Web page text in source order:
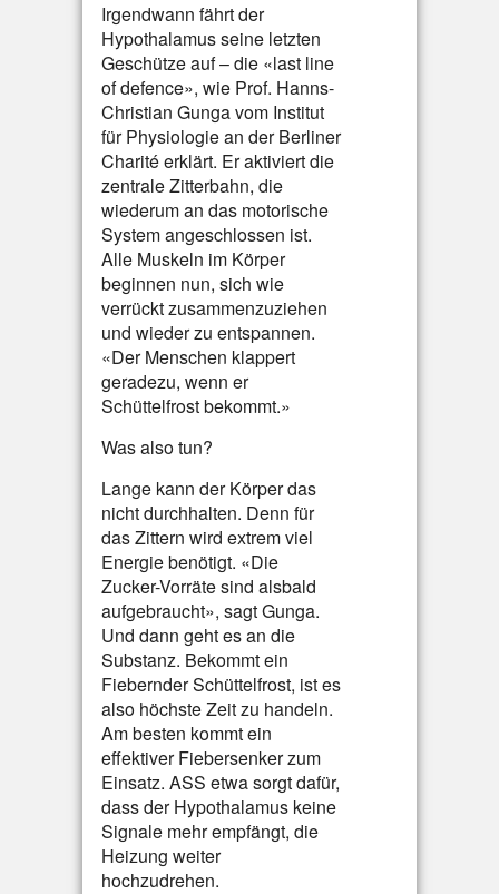
Irgendwann fährt der
Hypothalamus seine letzten
Geschütze auf – die «last line
of defence», wie Prof. Hanns-
Christian Gunga vom Institut
für Physiologie an der Berliner
Charité erklärt. Er aktiviert die
zentrale Zitterbahn, die
wiederum an das motorische
System angeschlossen ist.
Alle Muskeln im Körper
beginnen nun, sich wie
verrückt zusammenzuziehen
und wieder zu entspannen.
«Der Menschen klappert
geradezu, wenn er
Schüttelfrost bekommt.»
Was also tun?
Lange kann der Körper das
nicht durchhalten. Denn für
das Zittern wird extrem viel
Energie benötigt. «Die
Zucker-Vorräte sind alsbald
aufgebraucht», sagt Gunga.
Und dann geht es an die
Substanz. Bekommt ein
Fiebernder Schüttelfrost, ist es
also höchste Zeit zu handeln.
Am besten kommt ein
effektiver Fiebersenker zum
Einsatz. ASS etwa sorgt dafür,
dass der Hypothalamus keine
Signale mehr empfängt, die
Heizung weiter
hochzudrehen.